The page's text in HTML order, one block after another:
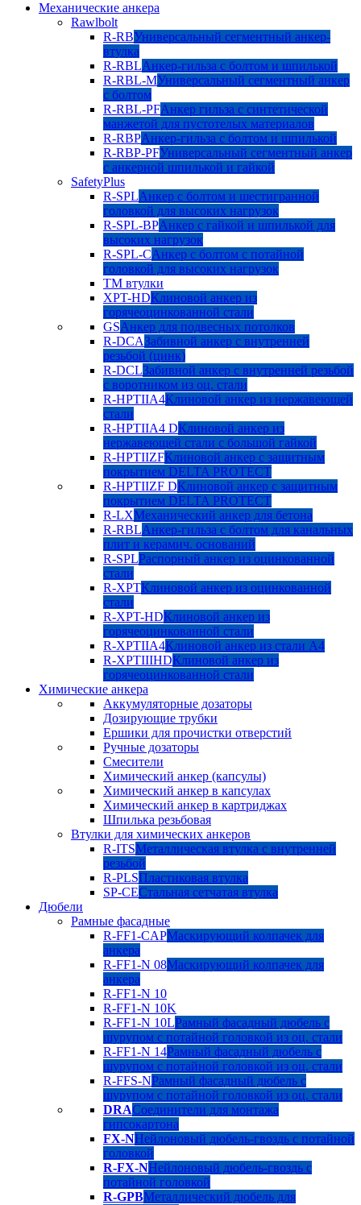
Механические анкера
Rawlbolt
R-RBУниверсальный сегментный анкер-
втулка
R-RBLАнкер-гильза с болтом и шпилькой
R-RBL-MУниверсальный сегментный анкер
с болтом
R-RBL-PFАнкер гильза с синтетической
манжетой для пустотелых материалов
R-RBPАнкер-гильза с болтом и шпилькой
R-RBP-PFУниверсальный сегментный анкер
с анкерной шпилькой и гайкой
SafetyPlus
R-SPLАнкер с болтом и шестигранной
головкой для высоких нагрузок
R-SPL-BPАнкер с гайкой и шпилькой для
высоких нагрузок
R-SPL-CАнкер с болтом с потайной
головкой для высоких нагрузок
TM втулки
XPT-HDКлиновой анкер из
горячеоцинкованной стали
GSАнкер для подвесных потолков
R-DCAЗабивной анкер с внутренней
резьбой (цинк)
R-DCLЗабивной анкер с внутренней резьбой
с воротником из оц. стали
R-HPTIIA4Клиновой анкер из нержавеющей
стали
R-HPTIIA4 DКлиновой анкер из
нержавеющей стали с большой гайкой
R-HPTIIZFКлиновой анкер с защитным
покрытием DELTA PROTECT
R-HPTIIZF DКлиновой анкер с защитным
покрытием DELTA PROTECT
R-LXМеханический анкер для бетона
R-RBLАнкер-гильза с болтом для канальных
плит и керамич. оснований
R-SPLРаспорный анкер из оцинкованной
стали
R-XPTКлиновой анкер из оцинкованной
стали
R-XPT-HDКлиновой анкер из
горячеоцинкованной стали
R-XPTIIA4Клиновой анкер из стали А4
R-XPTIIIHDКлиновой анкер из
горячеоцинкованной стали
Химические анкера
Аккумуляторные дозаторы
Дозирующие трубки
Ершики для прочистки отверстий
Ручные дозаторы
Смесители
Химический анкер (капсулы)
Химический анкер в капсулах
Химический анкер в картриджах
Шпилька резьбовая
Втулки для химических анкеров
R-ITSМеталлическая втулка с внутренней
резьбой
R-PLSПластиковая втулка
SP-CEСтальная сетчатая втулка
Дюбели
Рамные фасадные
R-FF1-CAPМаскирующий колпачек для
анкера
R-FF1-N 08Маскирующий колпачек для
анкера
R-FF1-N 10
R-FF1-N 10K
R-FF1-N 10LРамный фасадный дюбель с
шурупом с потайной головкой из оц. стали
R-FF1-N 14Рамный фасадный дюбель с
шурупом с потайной головкой из оц. стали
R-FFS-NРамный фасадный дюбель с
шурупом с потайной головкой из оц. стали
DRAСоединители для монтажа
гипсокартона
FX-NНейлоновый дюбель-гвоздь с потайной
головкой
R-FX-NНейлоновый дюбель-гвоздь с
потайной головкой
R-GPBМеталлический дюбель для